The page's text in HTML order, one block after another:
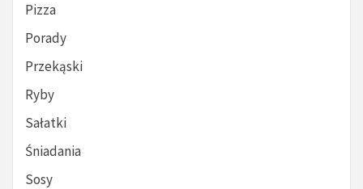
Pizza
Porady
Przekąski
Ryby
Sałatki
Śniadania
Sosy